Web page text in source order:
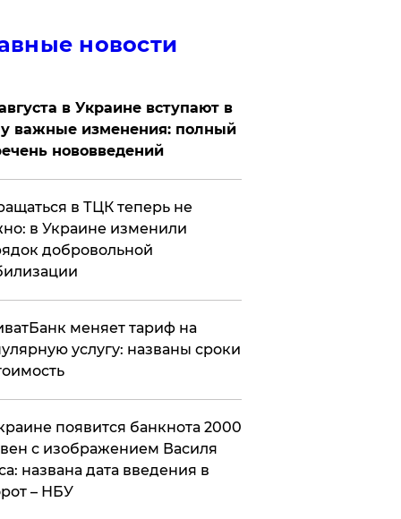
новости
в Украине вступают в
важные изменения: полный
нововведений
в ТЦК теперь не
в Украине изменили
добровольной
меняет тариф на
услугу: названы сроки
появится банкнота 2000
с изображением Василя
названа дата введения в
– НБУ